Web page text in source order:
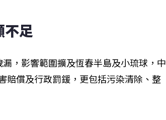
不足
，影響範圍擴及恆春半島及小琉球，中
賠償及行政罰鍰，更包括污染清除、整